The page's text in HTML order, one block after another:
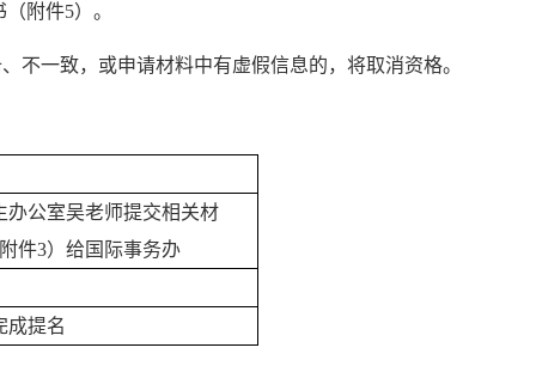
附件5）。
不一致，或申请材料中有虚假信息的，将取消资格。
办公室吴老师提交相关材
件3）给国际事务办
成提名